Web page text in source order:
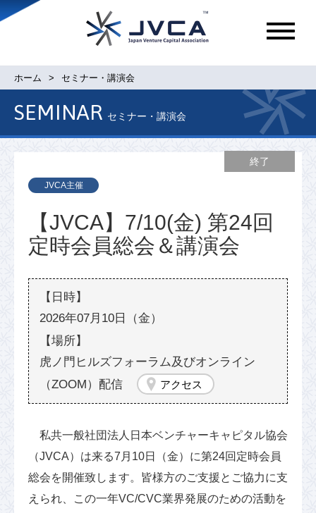
メ
ュ
ホーム セミナー・講演会
SEMINAR セミナー・講演会
JVCA主催
終了
【JVCA】7/10(金) 第24回
定時会員総会＆講演会
2026年07月10日（金）
虎ノ門ヒルズフォーラム及びオンライン
（ZOOM）配信
アクセス
私共一般社団法人日本ベンチャーキャピタル協会
（JVCA）は来る7月10日（金）に第24回定時会員
総会を開催致します。皆様方のご支援とご協力に支
えられ、この一年VC/CVC業界発展のための活動を